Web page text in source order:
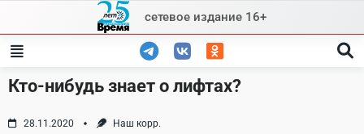
content
сетевое издание 16+
Кто-нибудь знает о лифтах?
28.11.2020 Наш корр.